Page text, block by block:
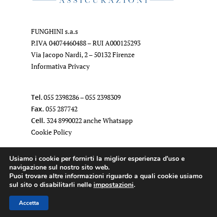
FUNGHINI s.a.s
P.IVA 04074460488 – RUI A000125293
Via Jacopo Nardi, 2 – 50132 Firenze
Informativa Privacy
Tel.055 2398286–055 2398309
Fax. 055 287742
Cell. 324 8990022anche Whatsapp
Cookie Policy
Mail.funghiniassicurazioni@gmail.com
Pec.firenze@pec.agentireale.it
Intermediario soggetto al controllo dell’IVASS
Usiamo i cookie per fornirti la miglior esperienza d'uso e
navigazione sul nostro sito web.
Puoi trovare altre informazioni riguardo a quali cookie usiamo
sul sito o disabilitarli nelle impostazioni.
Accetta